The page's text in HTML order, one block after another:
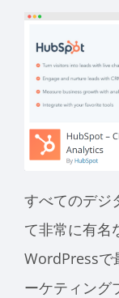
すべてのデジ
て非常に有名
WordPressで
ーケティング